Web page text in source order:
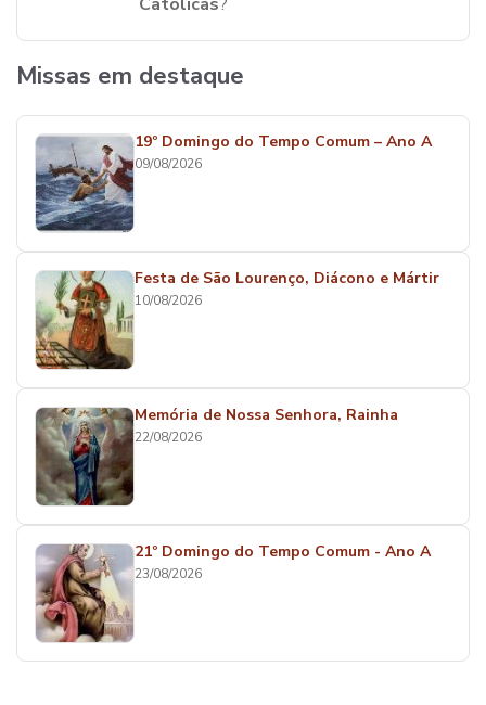
Missas em destaque
19º Domingo do Tempo Comum – Ano A
09/08/2026
Festa de São Lourenço, Diácono e Mártir
10/08/2026
Memória de Nossa Senhora, Rainha
22/08/2026
21º Domingo do Tempo Comum - Ano A
23/08/2026